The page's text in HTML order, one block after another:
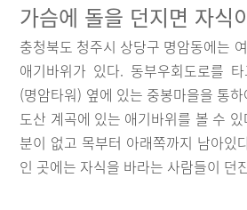
가슴에 돌을 던지면 자식
충청북도 청주시 상당구 명암동에는
애기바위가 있다. 동부우회도로를
(명암타워) 옆에 있는 중봉마을을 통
도산 계곡에 있는 애기바위를 볼 수
분이 없고 목부터 아래쪽까지 남아있
인 곳에는 자식을 바라는 사람들이 던